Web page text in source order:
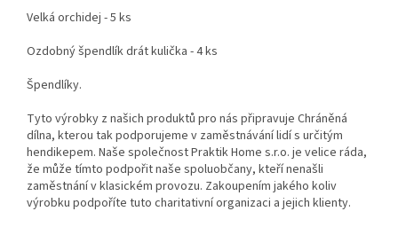
Velká orchidej - 5 ks
Ozdobný špendlík drát kulička - 4 ks
Špendlíky.
Tyto výrobky z našich produktů pro nás připravuje Chráněná
dílna, kterou tak podporujeme v zaměstnávání lidí s určitým
hendikepem. Naše společnost Praktik Home s.r.o. je velice ráda,
že může tímto podpořit naše spoluobčany, kteří nenašli
zaměstnání v klasickém provozu. Zakoupením jakého koliv
výrobku podpoříte tuto charitativní organizaci a jejich klienty.